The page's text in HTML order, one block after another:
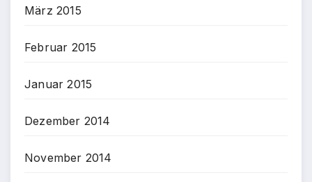
März 2015
Februar 2015
Januar 2015
Dezember 2014
November 2014